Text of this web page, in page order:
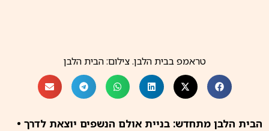
טראמפ בבית הלבן. צילום: הבית הלבן
הבית הלבן מתחדש: בניית אולם הנשפים יוצאת לדרך •